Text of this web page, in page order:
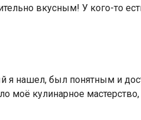
вкусным! У кого-то
я нашел, был понятным и
моё кулинарное мастерство,